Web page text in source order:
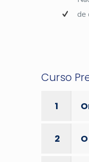
de
Curso
1
2